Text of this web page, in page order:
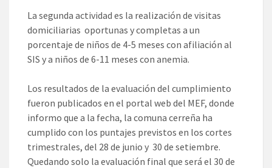
La segunda actividad es la realización de visitas
domiciliarias oportunas y completas a un
porcentaje de niños de 4-5 meses con afiliación al
SIS y a niños de 6-11 meses con anemia.
Los resultados de la evaluación del cumplimiento
fueron publicados en el portal web del MEF, donde
informo que a la fecha, la comuna cerreña ha
cumplido con los puntajes previstos en los cortes
trimestrales, del 28 de junio y 30 de setiembre.
Quedando solo la evaluación final que será el 30 de